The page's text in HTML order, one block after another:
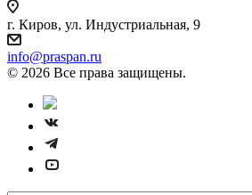
г. Киров, ул. Индустриальная, 9
info@praspan.ru
© 2026 Все права защищены.